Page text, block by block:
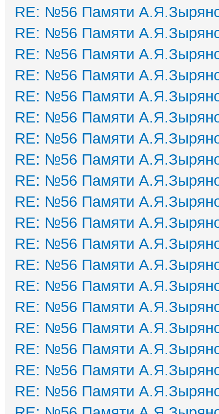
RE: №56 Памяти
RE: №56 Памяти
RE: №56 Памяти
RE: №56 Памяти
RE: №56 Памяти
RE: №56 Памяти
RE: №56 Памяти
RE: №56 Памяти
RE: №56 Памяти
RE: №56 Памяти
RE: №56 Памяти
RE: №56 Памяти
RE: №56 Памяти
RE: №56 Памяти
RE: №56 Памяти
RE: №56 Памяти
RE: №56 Памяти
RE: №56 Памяти
RE: №56 Памяти